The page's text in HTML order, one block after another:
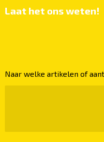
Laat het ons weten!
Naar welke artikelen of